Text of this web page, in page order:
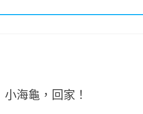
小海龜，回家！